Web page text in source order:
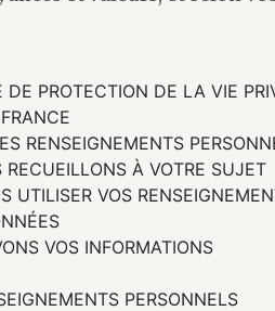
PROTECTION DE LA VIE
RENSEIGNEMENTS
À VOTRE SUJET
UTILISER VOS
VOS INFORMATIONS
PERSONNELS